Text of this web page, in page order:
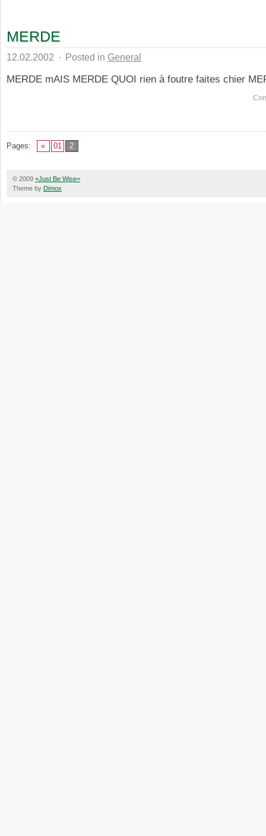
MERDE
12.02.2002 · Posted in General
MERDE mAIS MERDE QUOI rien à foutre faites chier
Pages: « 01 2
© 2009 =Just Be Wise=
Theme by Dimox